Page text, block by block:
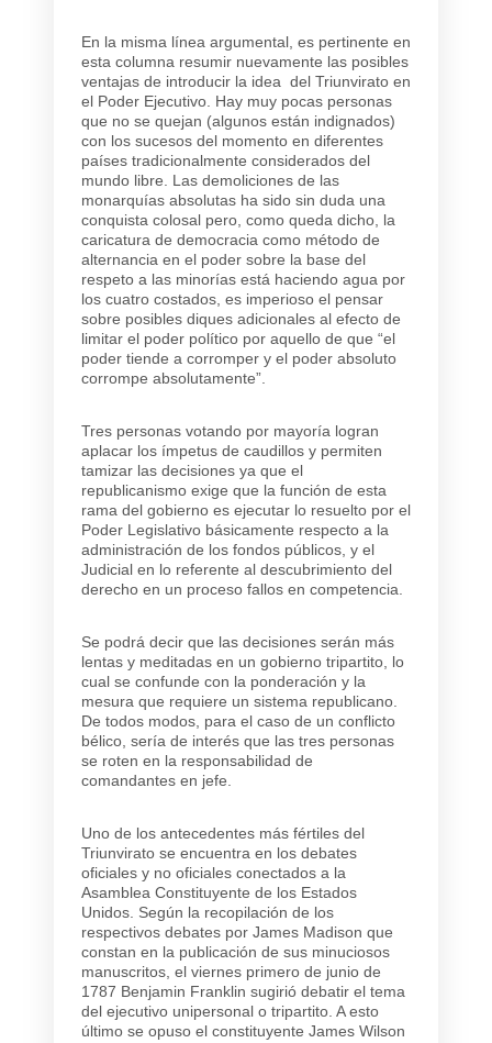
En la misma línea argumental, es pertinente en
esta columna resumir nuevamente las posibles
ventajas de introducir la idea del Triunvirato en
el Poder Ejecutivo. Hay muy pocas personas
que no se quejan (algunos están indignados)
con los sucesos del momento en diferentes
países tradicionalmente considerados del
mundo libre. Las demoliciones de las
monarquías absolutas ha sido sin duda una
conquista colosal pero, como queda dicho, la
caricatura de democracia como método de
alternancia en el poder sobre la base del
respeto a las minorías está haciendo agua por
los cuatro costados, es imperioso el pensar
sobre posibles diques adicionales al efecto de
limitar el poder político por aquello de que “el
poder tiende a corromper y el poder absoluto
corrompe absolutamente”.
Tres personas votando por mayoría logran
aplacar los ímpetus de caudillos y permiten
tamizar las decisiones ya que el
republicanismo exige que la función de esta
rama del gobierno es ejecutar lo resuelto por el
Poder Legislativo básicamente respecto a la
administración de los fondos públicos, y el
Judicial en lo referente al descubrimiento del
derecho en un proceso fallos en competencia.
Se podrá decir que las decisiones serán más
lentas y meditadas en un gobierno tripartito, lo
cual se confunde con la ponderación y la
mesura que requiere un sistema republicano.
De todos modos, para el caso de un conflicto
bélico, sería de interés que las tres personas
se roten en la responsabilidad de
comandantes en jefe.
Uno de los antecedentes más fértiles del
Triunvirato se encuentra en los debates
oficiales y no oficiales conectados a la
Asamblea Constituyente de los Estados
Unidos. Según la recopilación de los
respectivos debates por James Madison que
constan en la publicación de sus minuciosos
manuscritos, el viernes primero de junio de
1787 Benjamin Franklin sugirió debatir el tema
del ejecutivo unipersonal o tripartito. A esto
último se opuso el constituyente James Wilson